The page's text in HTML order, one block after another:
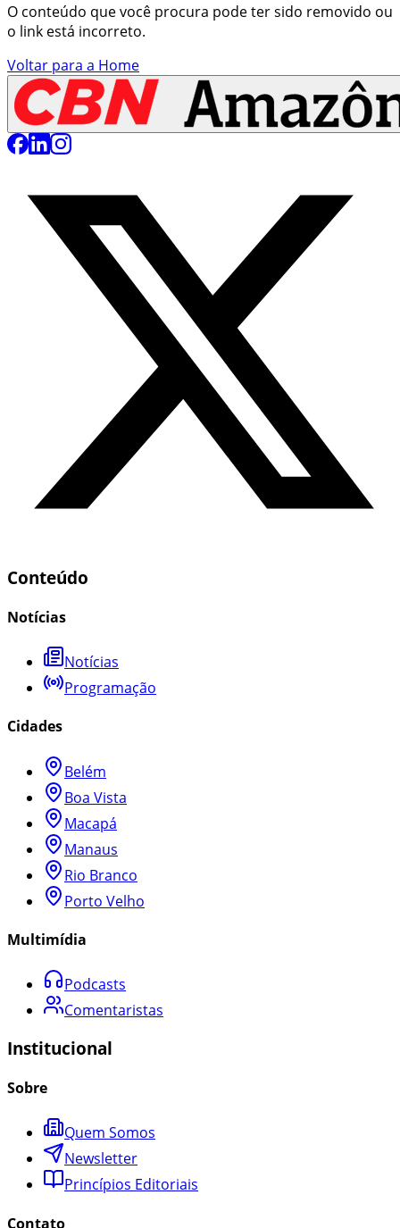
O conteúdo que você procura pode ter sido removido ou
o link está incorreto.
Voltar para a Home
Conteúdo
Notícias
Notícias
Programação
Cidades
Belém
Boa Vista
Macapá
Manaus
Rio Branco
Porto Velho
Multimídia
Podcasts
Comentaristas
Institucional
Sobre
Quem Somos
Newsletter
Princípios Editoriais
Contato